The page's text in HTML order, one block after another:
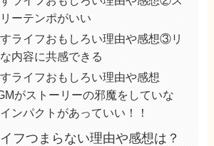
リーテンポがいい
ライフおもしろい理由や感想③リ
内容に共感できる
ライフおもしろい理由や感想
がストーリーの邪魔をしていな
ンパクトがあっていい！！
フつまらない理由や感想は？